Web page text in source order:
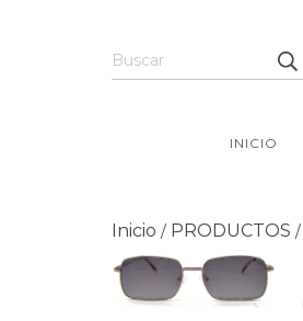
INICIO
Inicio / PRODUCTOS /